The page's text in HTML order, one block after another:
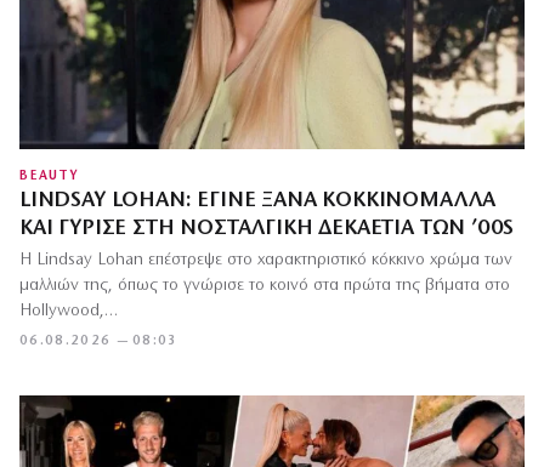
BEAUTY
LINDSAY LOHAN: ΈΓΙΝΕ ΞΑΝΆ ΚΟΚΚΙΝΟΜΆΛΛΑ
ΚΑΙ ΓΎΡΙΣΕ ΣΤΗ ΝΟΣΤΑΛΓΙΚΉ ΔΕΚΑΕΤΊΑ ΤΩΝ ’00S
06.08.2026 — 08:03
Η Lindsay Lohan επέστρεψε στο χαρακτηριστικό κόκκινο χρώμα των
μαλλιών της, όπως το γνώρισε το κοινό στα πρώτα της βήματα στο
Hollywood,…